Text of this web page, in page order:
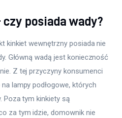
posiada wady?
kinkiet wewnętrzny posiada nie
Główną wadą jest konieczność
Z tej przyczyny konsumenci
lampy podłogowe, których
Poza tym kinkiety są
za tym idzie, domownik nie